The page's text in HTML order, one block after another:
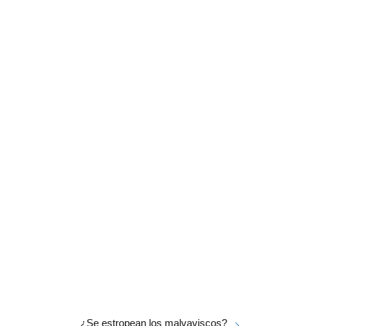
¿Se estropean los malvaviscos?